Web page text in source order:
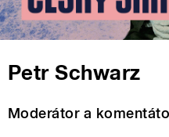
Petr Schwarz
Moderátor a